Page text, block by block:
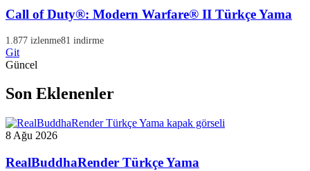
Call of Duty®: Modern Warfare® II Türkçe Yama
1.877 izlenme81 indirme
Git
Güncel
Son Eklenenler
8 Ağu 2026
RealBuddhaRender Türkçe Yama